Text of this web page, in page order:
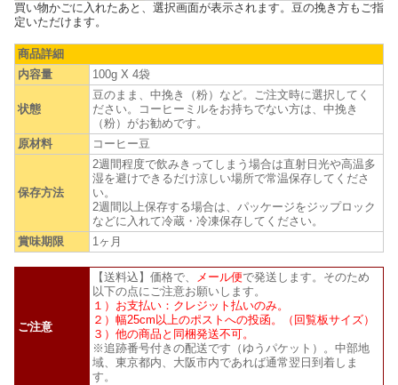
買い物かごに入れたあと、選択画面が表示されます。豆の挽き方もご指
定いただけます。
商品詳細
内容量
100g X 4袋
状態
豆のまま、中挽き（粉）など。ご注文時に選択してく
ださい。コーヒーミルをお持ちでない方は、中挽き
（粉）がお勧めです。
原材料
コーヒー豆
保存方法
2週間程度で飲みきってしまう場合は直射日光や高温多
湿を避けできるだけ涼しい場所で常温保存してくださ
い。
2週間以上保存する場合は、パッケージをジップロック
などに入れて冷蔵・冷凍保存してください。
賞味期限
1ヶ月
ご注意
【送料込】価格で、 メール便で発送します。そのため
以下の点にご注意お願いします。
１）お支払い：クレジット払いのみ。
２）幅25cm以上のポストへの投函。（回覧板サイズ）
３）他の商品と同梱発送不可。
※追跡番号付きの配送です（ゆうパケット）。中部地
域、東京都内、大阪市内であれば通常翌日到着しま
す。